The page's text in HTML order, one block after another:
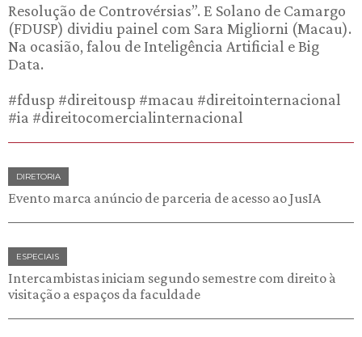
Resolução de Controvérsias”. E Solano de Camargo
(FDUSP) dividiu painel com Sara Migliorni (Macau).
Na ocasião, falou de Inteligência Artificial e Big
Data.
#fdusp #direitousp #macau #direitointernacional
#ia #direitocomercialinternacional
DIRETORIA
Evento marca anúncio de parceria de acesso ao JusIA
ESPECIAIS
Intercambistas iniciam segundo semestre com direito à
visitação a espaços da faculdade